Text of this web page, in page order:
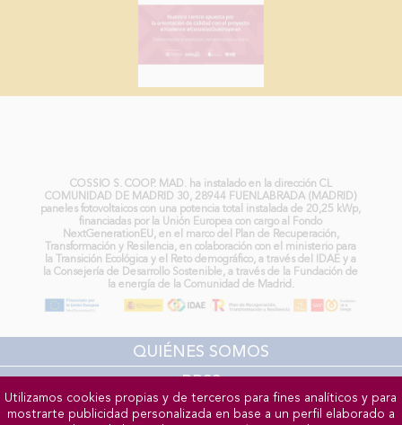
COSSIO S. COOP. MAD. ha instalado en la dirección CL
COMUNIDAD DE MADRID 30, 28944 FUENLABRADA (MADRID)
paneles fotovoltaicos con una potencia total instalada de 20,25 kWp,
financiadas por la Unión Europea con cargo al Fondo
NextGenerationEU, en el marco del Plan de Recuperación,
Transformación y Resilencia, en colaboración con el ministerio para
la Transición Ecológica y el Reto demográfico, a través del IDAE y a
la Consejería de Desarrollo Sostenible, a través de la Fundación de
la energía de la Comunidad de Madrid.
QUIÉNES SOMOS
RRSS
GALERÍAS DE FOTOS
Utilizamos cookies propias y de terceros para fines analíticos y para
mostrarte publicidad personalizada en base a un perfil elaborado a